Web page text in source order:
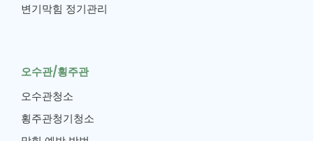
변기막힘 정기관리
오수관/횡주관
오수관청소
횡주관청기청소